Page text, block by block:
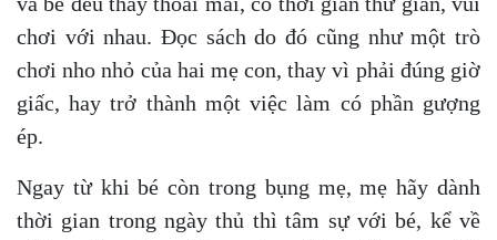
chơi với nhau. Đọc sách do đó cũng như một trò
chơi nho nhỏ của hai mẹ con, thay vì phải đúng giờ
giấc, hay trở thành một việc làm có phần gượng
ép.
Ngay từ khi bé còn trong bụng mẹ, mẹ hãy dành
thời gian trong ngày thủ thì tâm sự với bé, kể về